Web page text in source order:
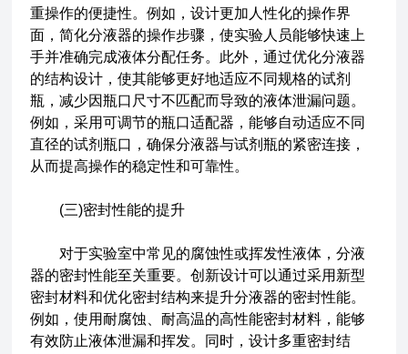
重操作的便捷性。例如，设计更加人性化的操作界
面，简化分液器的操作步骤，使实验人员能够快速上
手并准确完成液体分配任务。此外，通过优化分液器
的结构设计，使其能够更好地适应不同规格的试剂
瓶，减少因瓶口尺寸不匹配而导致的液体泄漏问题。
例如，采用可调节的瓶口适配器，能够自动适应不同
直径的试剂瓶口，确保分液器与试剂瓶的紧密连接，
从而提高操作的稳定性和可靠性。
(三)密封性能的提升
对于实验室中常见的腐蚀性或挥发性液体，分液
器的密封性能至关重要。创新设计可以通过采用新型
密封材料和优化密封结构来提升分液器的密封性能。
例如，使用耐腐蚀、耐高温的高性能密封材料，能够
有效防止液体泄漏和挥发。同时，设计多重密封结